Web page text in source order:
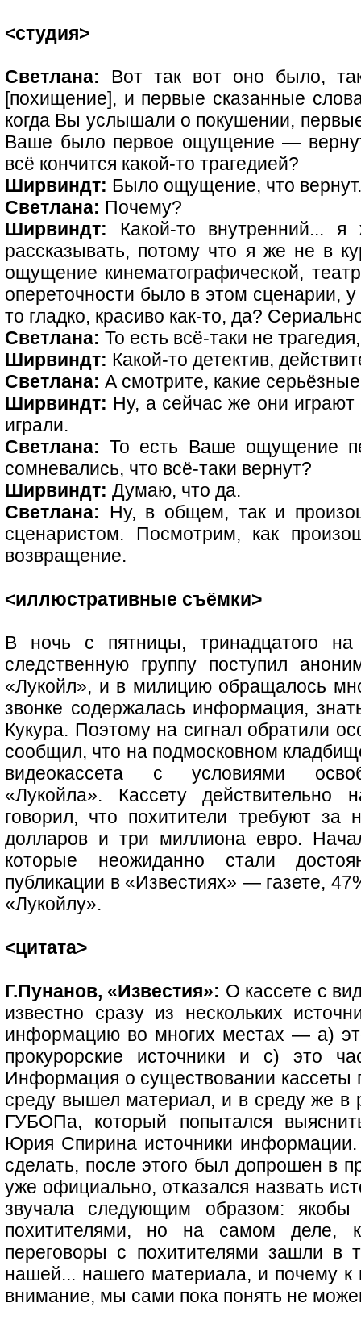
<студия>
Светлана: Вот так вот оно было,
[похищение], и первые сказанные
когда Вы услышали о покушении,
Ваше было первое ощущение —
всё кончится какой-то трагедией?
Ширвиндт: Было ощущение, что вернут.
Светлана: Почему?
Ширвиндт: Какой-то внутренний... я
рассказывать, потому что я же не в
ощущение кинематографической,
опереточности было в этом сценарии,
то гладко, красиво как-то, да?
Светлана: То есть всё-таки не
Ширвиндт: Какой-то детектив,
Светлана: А смотрите, какие
Ширвиндт: Ну, а сейчас же они
играли.
Светлана: То есть Ваше ощущение
сомневались, что всё-таки вернут?
Ширвиндт: Думаю, что да.
Светлана: Ну, в общем, так и
сценаристом. Посмотрим, как
возвращение.
<иллюстративные съёмки>
В ночь с пятницы, тринадцатого на
следственную группу поступил
«Лукойл», и в милицию обращалось
звонке содержалась информация,
Кукура. Поэтому на сигнал обратили
сообщил, что на подмосковном
видеокассета с условиями
«Лукойла». Кассету
говорил, что похитители требуют
долларов и три миллиона евро.
которые неожиданно стали
публикации в «Известиях» — газете,
«Лукойлу».
<цитата>
Г.Пунанов, «Известия»: О кассете с
известно сразу из нескольких
информацию во многих местах — а)
прокурорские источники и c) это
Информация о существовании кассеты
среду вышел материал, и в среду же в
ГУБОПа, который попытался
Юрия Спирина источники
сделать, после этого был допрошен в
уже официально, отказался назвать
звучала следующим образом:
похитителями, но на самом деле,
переговоры с похитителями зашли в
нашей... нашего материала, и почему
внимание, мы сами пока понять не